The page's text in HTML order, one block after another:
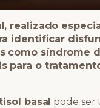
realizado
identificar
como síndrome
para o
basal pode ser